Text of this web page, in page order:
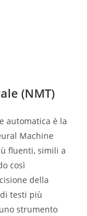
(NMT)
automatica è la
Machine
fluenti, simili a
così
della
testi più
strumento